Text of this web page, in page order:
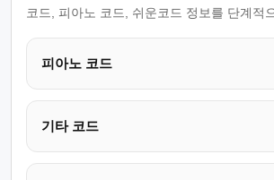
코드, 피아노 코드, 쉬운코드 정보를 단계적
피아노 코드
기타 코드